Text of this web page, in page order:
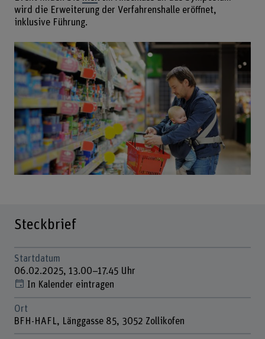
wird die Erweiterung der Verfahrenshalle eröffnet,
inklusive Führung.
Steckbrief
Startdatum
06.02.2025, 13.00–17.45 Uhr
In Kalender eintragen
Ort
BFH-HAFL, Länggasse 85, 3052 Zollikofen